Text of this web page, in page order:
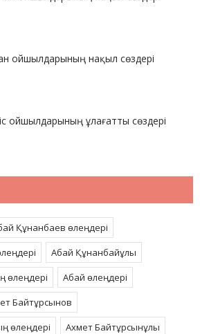
ойшылдарының нақыл сөздері
ойшылдарының ұлағатты сөздері
Құнанбаев өлеңдері
Абай Құнанбайұлы
өлеңдері
Абай өлеңдері
Байтұрсынов
өлеңдері
Ахмет Байтұрсынұлы